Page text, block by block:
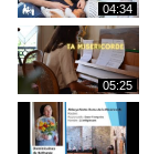
04:34
05:25